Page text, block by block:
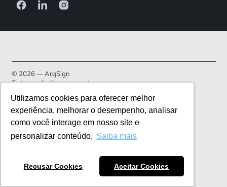
Utilizamos cookies para oferecer melhor
experiência, melhorar o desempenho, analisar
como você interage em nosso site e
personalizar conteúdo. Saiba mais
Recusar Cookies Aceitar Cookies
© 2026 — ArqSign
Todos os direitos reservados.
Política de Privacidade
Termos de serviço